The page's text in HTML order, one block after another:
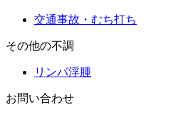
交通事故・むち打ち
その他の不調
リンパ浮腫
お問い合わせ